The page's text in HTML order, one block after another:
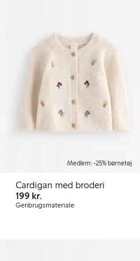
Medlem: -25% børnetøj
Cardigan med broderi
199 kr.199,00 kr.
Genbrugsmateriale